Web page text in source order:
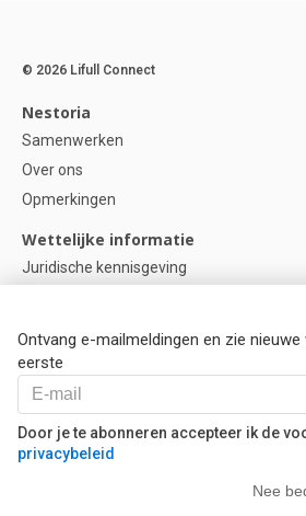
Ontvang e-mailmeldingen en zie nieuwe
eerste
Door je te abonneren accepteer ik de
privacybeleid
Nee
Filters
© 2026 Lifull Connect
Nestoria
Samenwerken
Over ons
Opmerkingen
Wettelijke informatie
Juridische kennisgeving
Cookie instellingen
Help
Vragen
Onze partners